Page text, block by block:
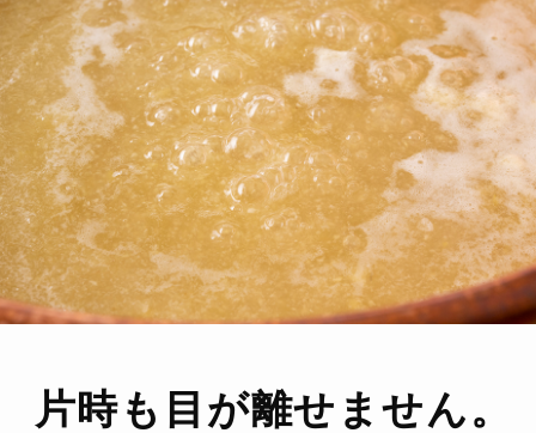
片時も目が離せません。